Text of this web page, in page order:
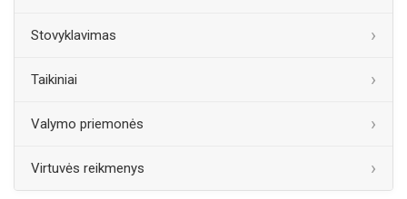
Stovyklavimas
Taikiniai
Valymo priemonės
Virtuvės reikmenys